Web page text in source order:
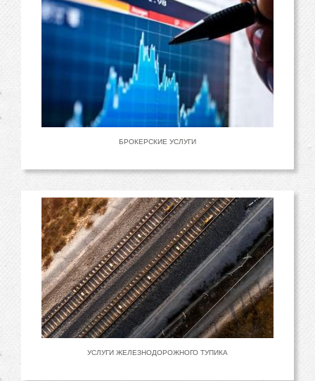
БРОКЕРСКИЕ УСЛУГИ
УСЛУГИ ЖЕЛЕЗНОДОРОЖНОГО ТУПИКА